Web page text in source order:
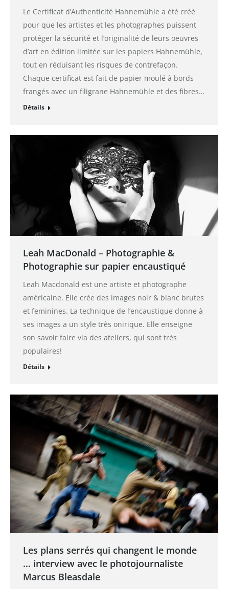
Le Certificat d’Authenticité Hahnemühle a été créé
pour que les artistes et les photographes puissent
protéger la sécurité et l’originalité de leurs oeuvres
d’art en édition limitée sur les papiers Hahnemühle,
tout en réduisant les risques de contrefaçon.
Chaque certificat est fait de papier moulé à bords
frangés avec un filigrane Hahnemühle et des fibres…
Détails
Leah MacDonald – Photographie &
Photographie sur papier encaustiqué
Leah Macdonald est une artiste et photographe
américaine. Elle crée des images noir & blanc brutes
et feminines. La technique de l’encaustique donne à
ses images a un style très onirique. Elle enseigne
son savoir faire via des ateliers, qui sont très
populaires!
Détails
Les plans serrés qui changent le monde
… interview avec le photojournaliste
Marcus Bleasdale